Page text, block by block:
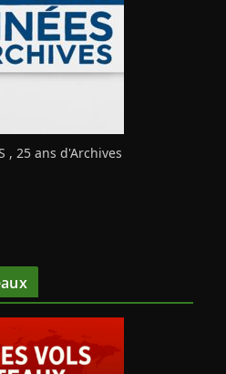
, 25 ans d'Archives